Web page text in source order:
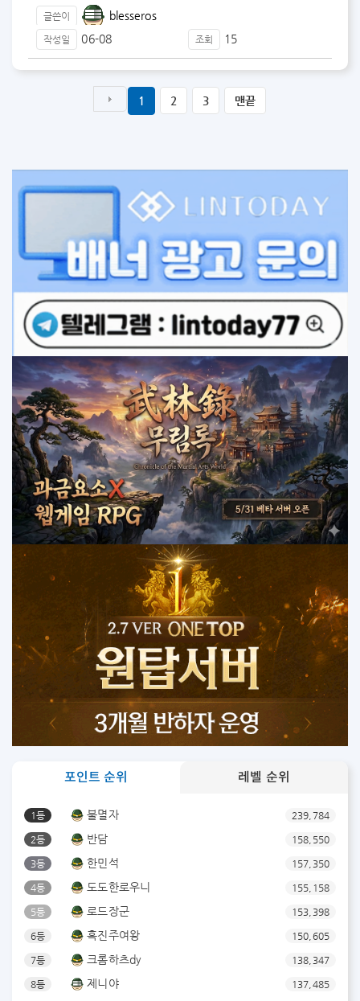
글쓴이 blesseros
작성일 06-08 조회 15
1 2 3 맨끝
포인트 순위 레벨 순위
1등 불멸자 239,784
2등 반담 158,550
3등 한민석 157,350
4등 도도한로우니 155,158
5등 로드장군 153,398
6등 흑진주여왕 150,605
7등 크롬하츠dy 138,347
8등 제니야 137,485